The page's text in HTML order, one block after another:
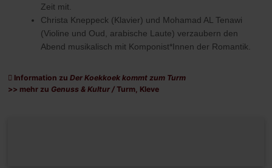
Zeit mit.
Christa Kneppeck (Klavier) und Mohamad AL Tenawi
(Violine und Oud, arabische Laute) verzaubern den
Abend musikalisch mit Komponist*Innen der Romantik.
Information zuDer Koekkoek kommt zum Turm
>> mehr zu Genuss & Kultur /Turm, Kleve